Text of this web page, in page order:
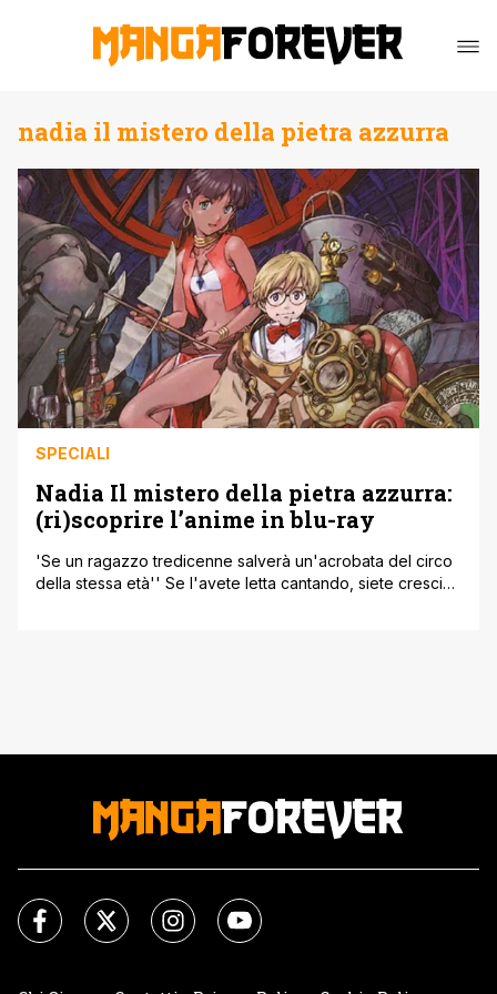
nadia il mistero della pietra azzurra
SPECIALI
Nadia Il mistero della pietra azzurra:
(ri)scoprire l’anime in blu-ray
'Se un ragazzo tredicenne salverà un'acrobata del circo
della stessa età'' Se l'avete letta cantando, siete cresciuti